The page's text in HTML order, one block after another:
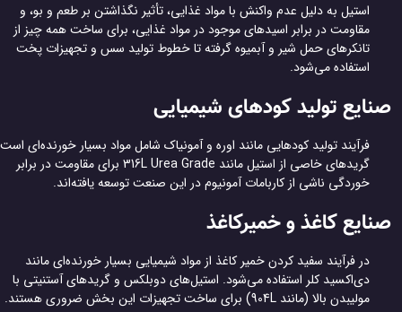
استیل به دلیل عدم واکنش با مواد غذایی، تأثیر نگذاشتن بر طعم و بو، و
مقاومت در برابر اسیدهای موجود در مواد غذایی، برای ساخت همه چیز از
تانکرهای حمل شیر و آبمیوه گرفته تا خطوط تولید سس و تجهیزات پخت
استفاده می‌شود.
تولید کودهای شیمیایی
فرآیند تولید کودهایی مانند اوره و آمونیاک شامل مواد بسیار خورنده‌ای است.
گریدهای خاصی از استیل مانند 316L Urea Grade برای مقاومت در برابر
خوردگی ناشی از کاربامات آمونیوم در این صنعت توسعه یافته‌اند.
کاغذ و خمیرکاغذ
در فرآیند سفید کردن خمیر کاغذ از مواد شیمیایی بسیار خورنده‌ای مانند
دی‌اکسید کلر استفاده می‌شود. استیل‌های دوبلکس و گریدهای آستنیتی با
مولیبدن بالا (مانند 904L) برای ساخت تجهیزات این بخش ضروری هستند.